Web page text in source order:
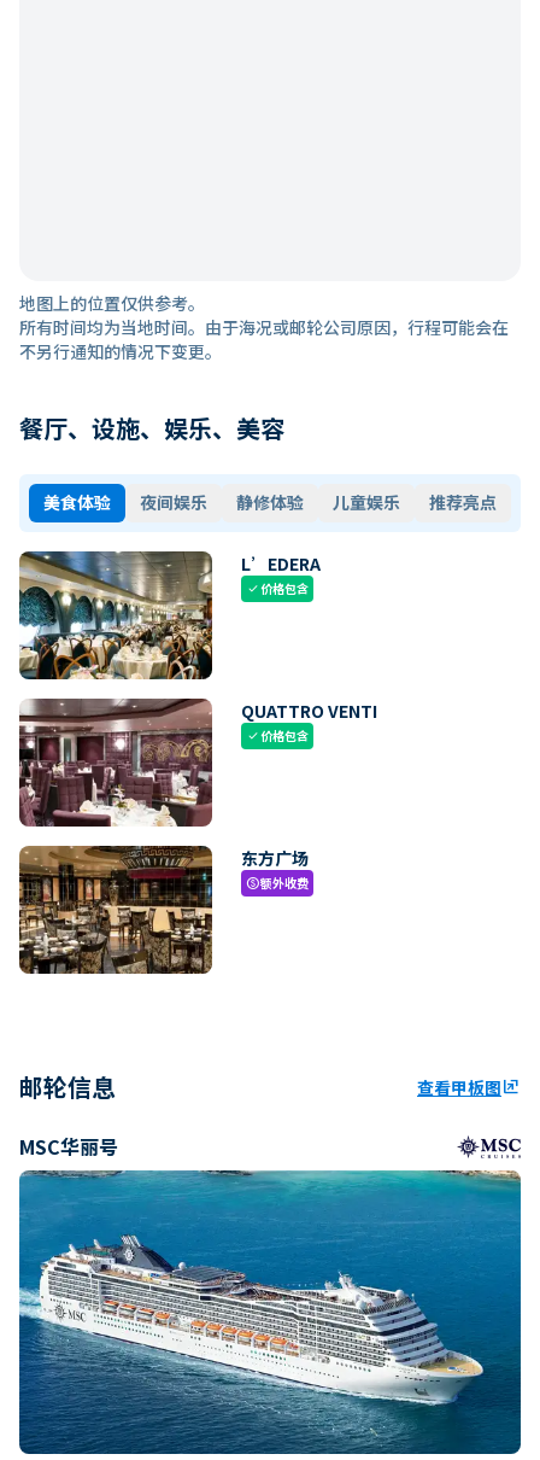
地图上的位置仅供参考。
所有时间均为当地时间。由于海况或邮轮公司原因，行程可能会在
不另行通知的情况下变更。
餐厅、设施、娱乐、美容
美食体验 夜间娱乐 静修体验 儿童娱乐 推荐亮点
L’EDERA
check价格包含
QUATTRO VENTI
check价格包含
东方广场
paid额外收费
邮轮信息 查看甲板图ungroup
MSC华丽号